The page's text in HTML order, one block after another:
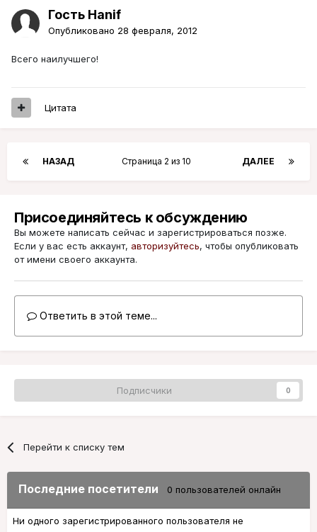
Гость Hanif
Опубликовано 28 февраля, 2012
Всего наилучшего!
Цитата
НАЗАД ДАЛЕЕ
Страница 2 из 10
Присоединяйтесь к обсуждению
Вы можете написать сейчас и зарегистрироваться позже.
Если у вас есть аккаунт, авторизуйтесь, чтобы опубликовать
от имени своего аккаунта.
Ответить в этой теме...
Подписчики 0
Перейти к списку тем
Последние посетители 0 пользователей онлайн
Ни одного зарегистрированного пользователя не